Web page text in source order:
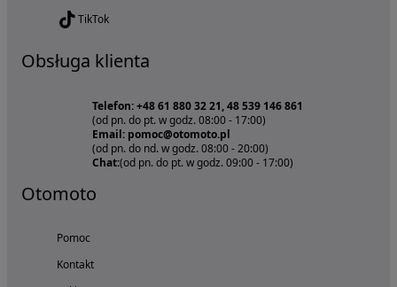
TikTok
Obsługa klienta
Telefon: +48 61 880 32 21, 48 539 146 861
(od pn. do pt. w godz. 08:00 - 17:00)
Email: pomoc@otomoto.pl
(od pn. do nd. w godz. 08:00 - 20:00)
Chat:(od pn. do pt. w godz. 09:00 - 17:00)
Otomoto
Pomoc
Kontakt